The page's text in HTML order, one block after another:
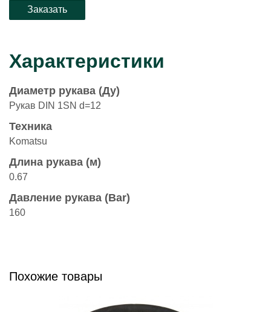
Характеристики
Диаметр рукава (Ду)
Рукав DIN 1SN d=12
Техника
Komatsu
Длина рукава (м)
0.67
Давление рукава (Bar)
160
Похожие товары